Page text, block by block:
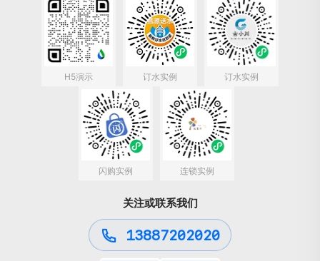
H5演示 订水实例 订水实例
闪购实例 连锁实例
关注或联系我们
13887202020